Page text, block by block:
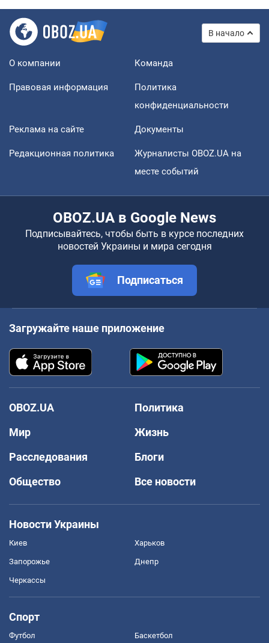
В начало
О компании Команда
Правовая информация
Политика
конфиденциальности
Реклама на сайте Документы
Редакционная политика
Журналисты OBOZ.UA на
месте событий
OBOZ.UA в Google News
Подписывайтесь, чтобы быть в курсе последних
новостей Украины и мира сегодня
Подписаться
Загружайте наше приложение
OBOZ.UA
Политика
Мир
Жизнь
Расследования
Блоги
Общество
Все новости
Новости Украины
Киев Харьков
Запорожье Днепр
Черкассы
Спорт
Футбол Баскетбол